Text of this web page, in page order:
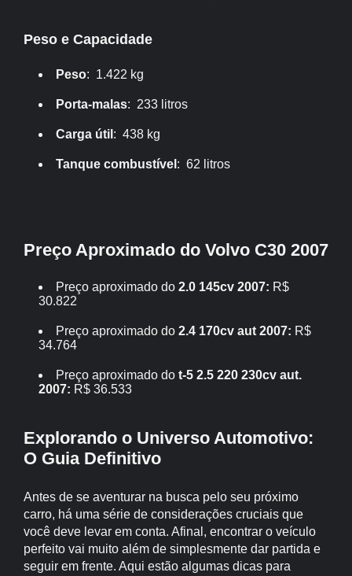
Peso e Capacidade
Peso: 1.422 kg
Porta-malas: 233 litros
Carga útil : 438 kg
Tanque combustível : 62 litros
Preço Aproximado do Volvo C30 2007
Preço aproximado do2.0 145cv 2007: R$
30.822
Preço aproximado do2.4 170cv aut 2007: R$
34.764
Preço aproximado dot-5 2.5 220 230cv aut.
2007: R$ 36.533
Explorando o Universo Automotivo:
O Guia Definitivo
Antes de se aventurar na busca pelo seu próximo
carro, há uma série de considerações cruciais que
você deve levar em conta. Afinal, encontrar o veículo
perfeito vai muito além de simplesmente dar partida e
seguir em frente. Aqui estão algumas dicas para